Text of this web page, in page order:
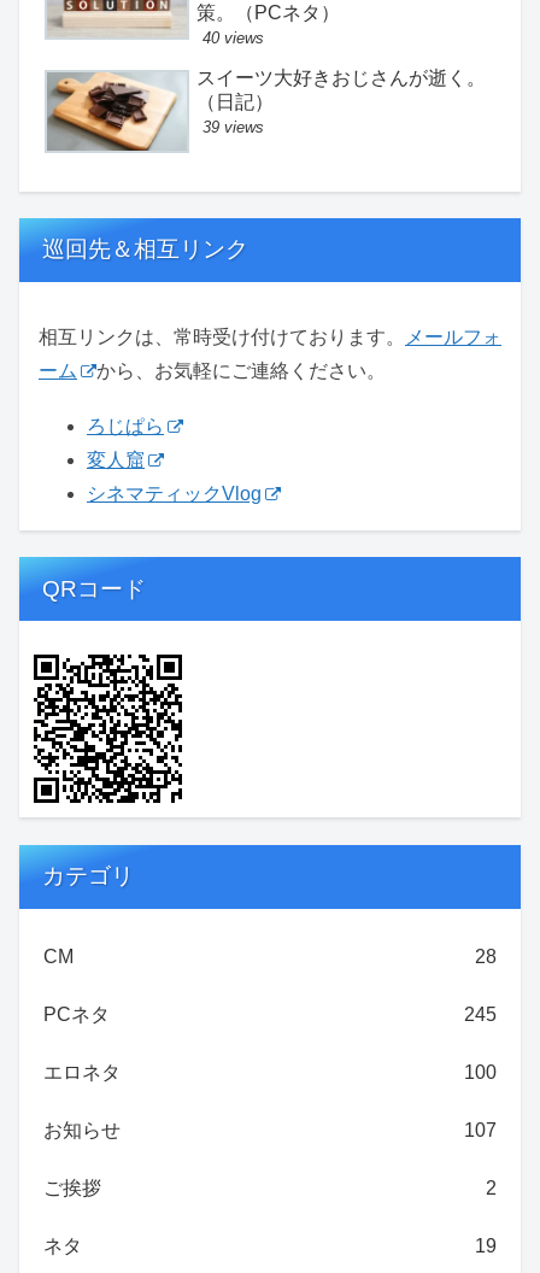
策。（PCネタ）
40 views
スイーツ大好きおじさんが逝く。
（日記）
39 views
巡回先＆相互リンク
相互リンクは、常時受け付けております。
メールフォ
ーム
から、お気軽にご連絡ください。
ろじぱら
変人窟
シネマティックVlog
QRコード
カテゴリ
CM 28
PCネタ 245
エロネタ 100
お知らせ 107
ご挨拶 2
ネタ 19